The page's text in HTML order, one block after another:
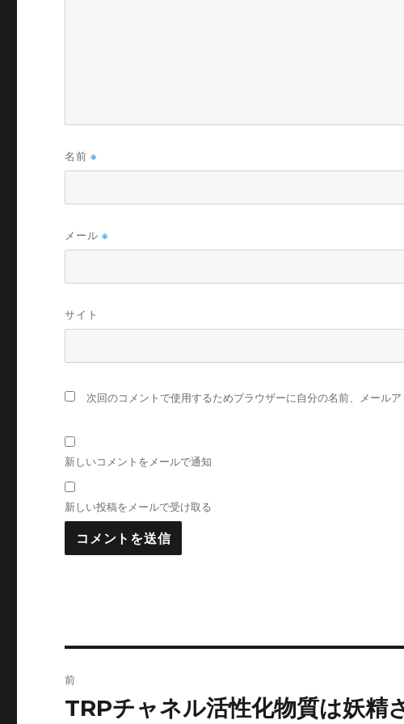
名前※
メール※
サイト
次回のコメントで使用するためブラウザーに自分の名前、メールア
新しいコメントをメールで通知
新しい投稿をメールで受け取る
稿
前
前
TRPチャネル活性化物質は妖精